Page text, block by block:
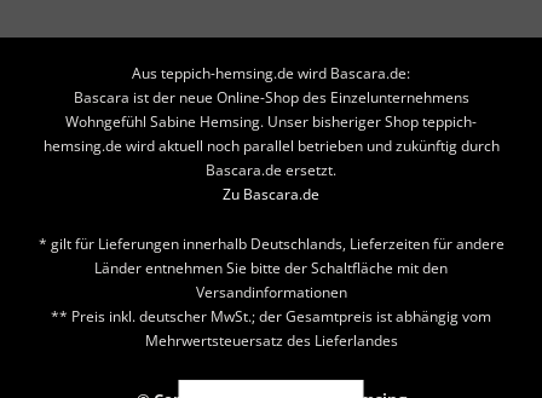
Aus teppich-hemsing.de wird Bascara.de:
Bascara ist der neue Online-Shop des Einzelunternehmens
Wohngefühl Sabine Hemsing. Unser bisheriger Shop teppich-
hemsing.de wird aktuell noch parallel betrieben und zukünftig durch
Bascara.de ersetzt.
Zu Bascara.de
* gilt für Lieferungen innerhalb Deutschlands, Lieferzeiten für andere
Länder entnehmen Sie bitte der Schaltfläche mit den
Versandinformationen
** Preis inkl. deutscher MwSt.; der Gesamtpreis ist abhängig vom
Mehrwertsteuersatz des Lieferlandes